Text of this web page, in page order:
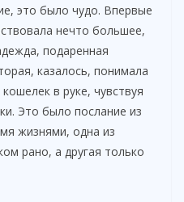
это было чудо. Впервые
нечто большее,
подаренная
казалось, понимала
в руке, чувствуя
Это было послание из
жизнями, одна из
рано, а другая только